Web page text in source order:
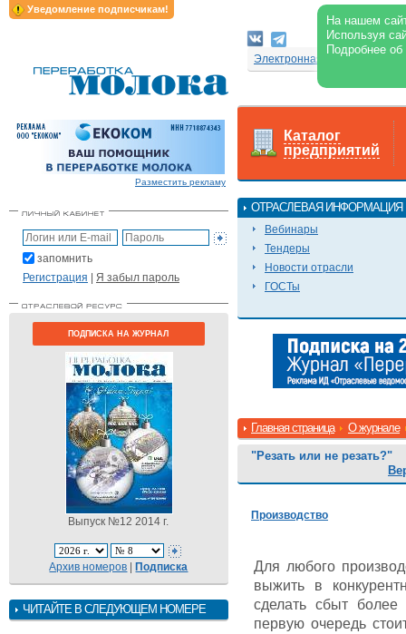
Уведомление подписчикам!
На нашем
Используя
Подробнее
Электронная версия
Разместить рекламу
запомнить
Регистрация | Я забыл пароль
ПОДПИСКА НА ЖУРНАЛ
Выпуск №12 2014 г.
Архив номеров |Подписка
ЧИТАЙТЕ В СЛЕДУЮЩЕМ НОМЕРЕ
Каталог
предприятий
ОТРАСЛЕВАЯ ИНФОРМАЦИЯ
Вебинары
Тендеры
Новости отрасли
ГОСТы
Главная страница О журнале
"Резать или не резать?"
Производство
Для любого
выжить в
сделать сбыт
первую очередь